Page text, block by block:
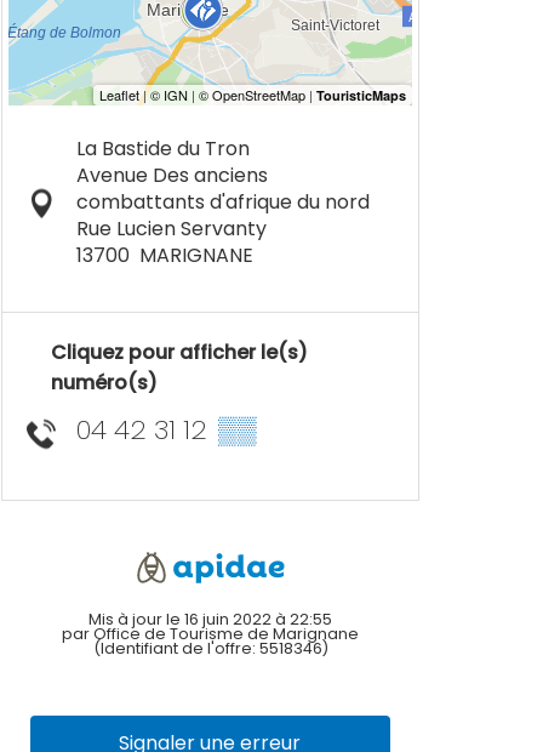
La Bastide du Tron
Avenue Des anciens
combattants d'afrique du nord
Rue Lucien Servanty
13700 MARIGNANE
Cliquez pour afficher le(s)
numéro(s)
04 42 31 12 ▒▒
Mis à jour le 16 juin 2022 à 22:55
par Office de Tourisme de Marignane
(Identifiant de l'offre: 5518346)
Signaler une erreur